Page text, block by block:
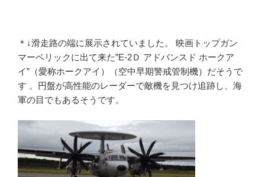
＊↓滑走路の端に展示されていました。 映画トップガン
マーベリックに出て来た”E-2Ｄ アドバンスド ホークア
イ”（愛称ホークアイ）（空中早期警戒管制機）だそうで
す 。円盤が高性能のレーダーで敵機を見つけ追跡し、海
軍の目でもあるそうです。